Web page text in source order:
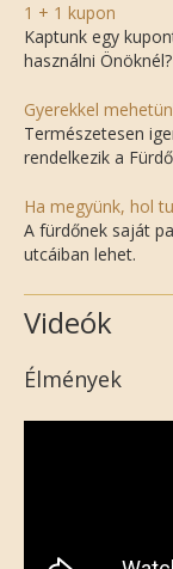
1 + 1 kupon
Kaptunk egy
használni Önöknél?
Gyerekkel
Természetesen
rendelkezik a
Ha megyünk, hol
A fürdőnek saját
utcáiban lehet.
Videók
Élmények